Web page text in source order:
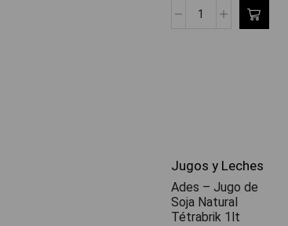
Jugos y Leches
Ades – Jugo de
Soja Natural
Tétrabrik 1lt